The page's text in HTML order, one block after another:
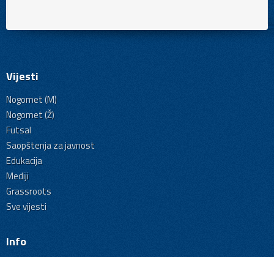
Vijesti
Nogomet (M)
Nogomet (Ž)
Futsal
Saopštenja za javnost
Edukacija
Mediji
Grassroots
Sve vijesti
Info